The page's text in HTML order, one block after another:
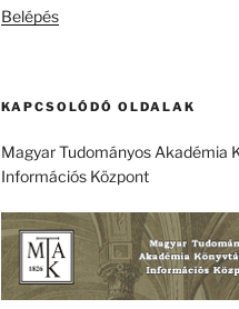
Belépés
KAPCSOLÓDÓ OLDALAK
Magyar Tudományos Akadémia
Információs Központ